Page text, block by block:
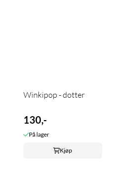
Winkipop - dotter
130,-
På lager
Kjøp